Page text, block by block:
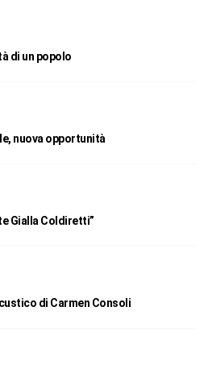
di un popolo
nuova opportunità
Gialla Coldiretti”
di Carmen Consoli